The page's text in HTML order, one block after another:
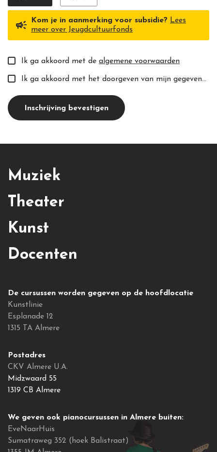
campaign Kom je in aanmerking voor subsidie? Lees
meer over Jeugdcultuurfonds
Ik ga akkoord met de algemene voorwaarden
Ik ga akkoord met het doorgeven van mijn gegevens aan de toekomstige docent(e).
Inschrijving bevestigen
Muziek
Theater
Kunst
Docenten
De cursussen worden gegeven op de hoofdlocatie
Kunstlinie
Esplanade 12
1315 TA Almere
Postadres
CKV Almere U.A.
Midzwaard 55
1319 CB Almere
We geven ook pianocursussen in Almere buiten:
EveNaarHuis
Sumatraweg 352 (hoek Balistraat)